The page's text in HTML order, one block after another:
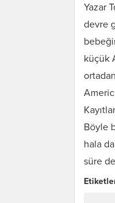
Yazar
devre
küçük
Böyle
hala
süre